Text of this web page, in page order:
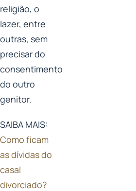
religião, o
lazer, entre
outras, sem
precisar do
consentimento
do outro
genitor.
SAIBA MAIS:
Como ficam
as dívidas do
casal
divorciado?